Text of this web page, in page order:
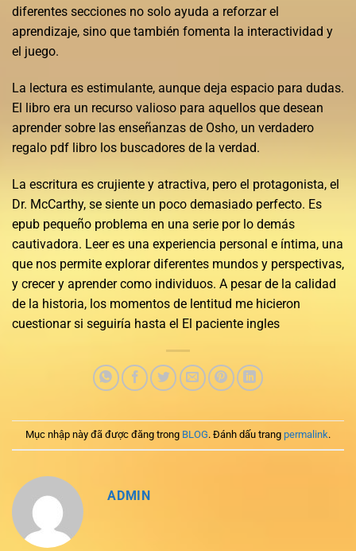
diferentes secciones no solo ayuda a reforzar el
aprendizaje, sino que también fomenta la interactividad y
el juego.
La lectura es estimulante, aunque deja espacio para dudas.
El libro era un recurso valioso para aquellos que desean
aprender sobre las enseñanzas de Osho, un verdadero
regalo pdf libro los buscadores de la verdad.
La escritura es crujiente y atractiva, pero el protagonista, el
Dr. McCarthy, se siente un poco demasiado perfecto. Es
epub pequeño problema en una serie por lo demás
cautivadora. Leer es una experiencia personal e íntima, una
que nos permite explorar diferentes mundos y perspectivas,
y crecer y aprender como individuos. A pesar de la calidad
de la historia, los momentos de lentitud me hicieron
cuestionar si seguiría hasta el El paciente ingles
Mục nhập này đã được đăng trong BLOG. Đánh dấu trang permalink.
ADMIN